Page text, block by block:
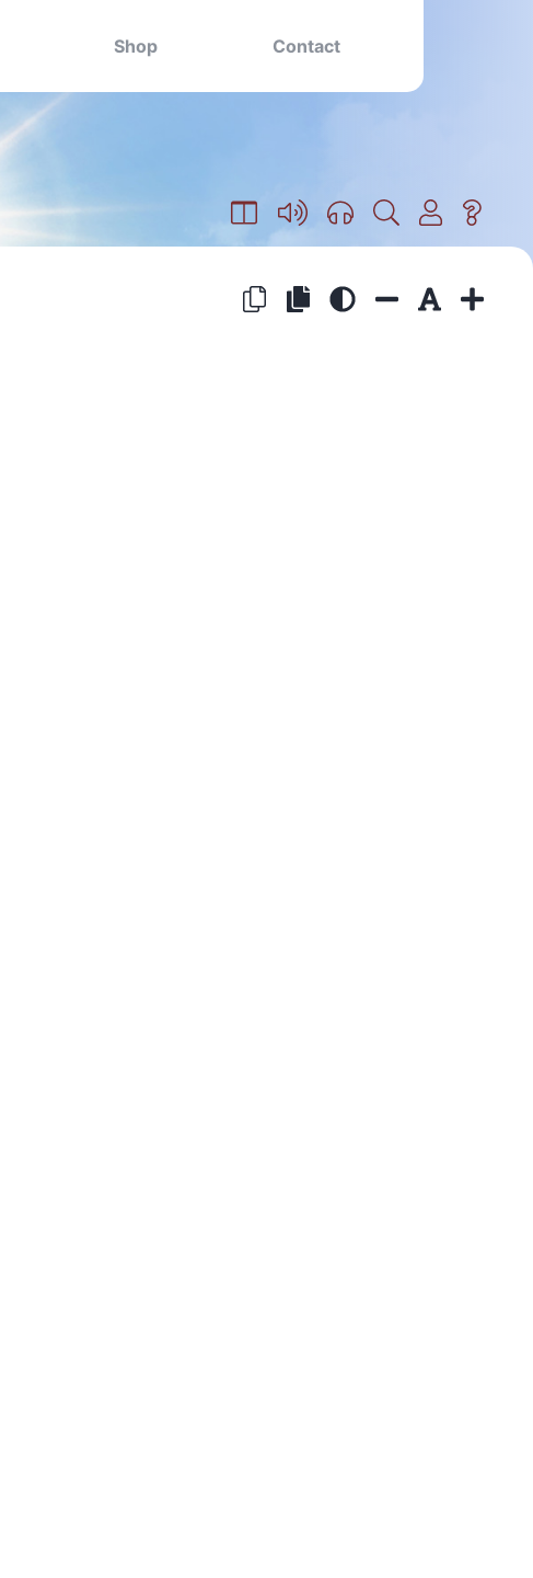
Shop Contact